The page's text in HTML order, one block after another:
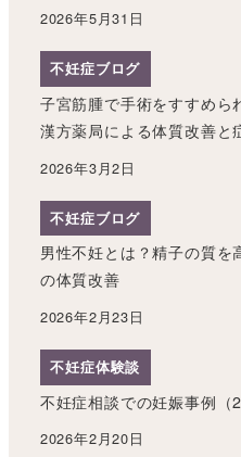
2026年5月31日
不妊症ブログ
子宮筋腫で手術をすすめら
漢方薬局による体質改善と
2026年3月2日
不妊症ブログ
男性不妊とは？精子の質
の体質改善
2026年2月23日
不妊症体験談
不妊症相談での妊娠事例
2026年2月20日